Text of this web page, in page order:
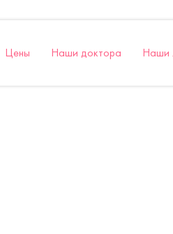
Цены Наши доктора Наши